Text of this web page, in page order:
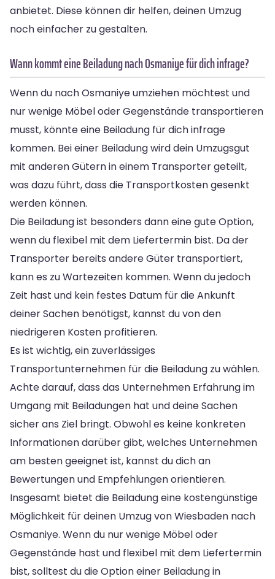
anbietet. Diese können dir helfen, deinen Umzug
noch einfacher zu gestalten.
Wann kommt eine Beiladung nach Osmaniye für dich infrage?
Wenn du nach Osmaniye umziehen möchtest und
nur wenige Möbel oder Gegenstände transportieren
musst, könnte eine Beiladung für dich infrage
kommen. Bei einer Beiladung wird dein Umzugsgut
mit anderen Gütern in einem Transporter geteilt,
was dazu führt, dass die Transportkosten gesenkt
werden können.
Die Beiladung ist besonders dann eine gute Option,
wenn du flexibel mit dem Liefertermin bist. Da der
Transporter bereits andere Güter transportiert,
kann es zu Wartezeiten kommen. Wenn du jedoch
Zeit hast und kein festes Datum für die Ankunft
deiner Sachen benötigst, kannst du von den
niedrigeren Kosten profitieren.
Es ist wichtig, ein zuverlässiges
Transportunternehmen für die Beiladung zu wählen.
Achte darauf, dass das Unternehmen Erfahrung im
Umgang mit Beiladungen hat und deine Sachen
sicher ans Ziel bringt. Obwohl es keine konkreten
Informationen darüber gibt, welches Unternehmen
am besten geeignet ist, kannst du dich an
Bewertungen und Empfehlungen orientieren.
Insgesamt bietet die Beiladung eine kostengünstige
Möglichkeit für deinen Umzug von Wiesbaden nach
Osmaniye. Wenn du nur wenige Möbel oder
Gegenstände hast und flexibel mit dem Liefertermin
bist, solltest du die Option einer Beiladung in